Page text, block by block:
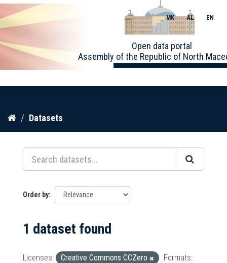
Skip
content
Open data portal
Assembly of the Republic of North
MK AL EN
Datasets
Order by
1 dataset found
Licenses: Creative Commons CCZero
Formats: